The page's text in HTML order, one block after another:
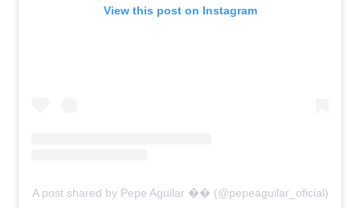
View this post on Instagram
A post shared by Pepe Aguilar �� (@pepeaguilar_oficial)